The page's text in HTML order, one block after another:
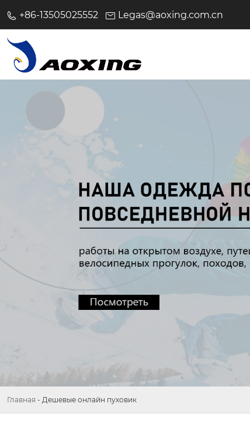
+86-13505025552 Legas@aoxing.com.cn
Главная - Дешевые онлайн пуховик